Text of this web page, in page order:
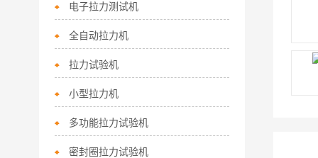
电子拉力测试机
全自动拉力机
拉力试验机
小型拉力机
多功能拉力试验机
密封圈拉力试验机